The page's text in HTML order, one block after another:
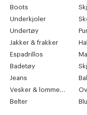
Boots
Underkjoler
Undertøy
Jakker & frakker
Espadrillos
Badetøy
Jeans
Vesker & lommebøker
Belter